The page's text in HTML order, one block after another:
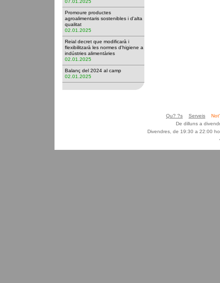
07.01.2025
Promoure productes
agroalimentaris sostenibles i d'alta
qualitat
02.01.2025
Reial decret que modificarà i
flexibilitzarà les normes d'higiene a
indústries alimentàries
02.01.2025
Balanç del 2024 al camp
02.01.2025
Qu? ?s Serveis
De dilluns a
Divendres, de 19:30 a 22:00